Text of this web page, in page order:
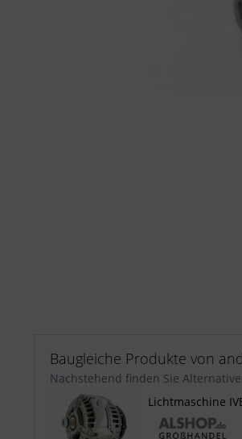
Baugleiche Produkte von
Nachstehend finden Sie
Lichtmaschine